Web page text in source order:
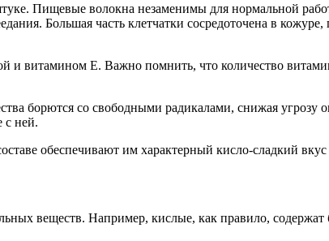
Пищевые волокна незаменимы для нормальной
Большая часть клетчатки сосредоточена в
витамином Е. Важно помнить, что количество
борются со свободными радикалами, снижая угрозу
с ней.
обеспечивают им характерный кисло-сладкий
веществ. Например, кислые, как правило,